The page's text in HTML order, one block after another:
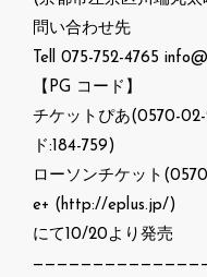
問い合わせ先
Tell 075-752-4765
【PG コード】
チケットぴあ(0570-
ド:184-759)
ローソンチケット
e+ (http://eplus.jp/)
にて10/20より発売